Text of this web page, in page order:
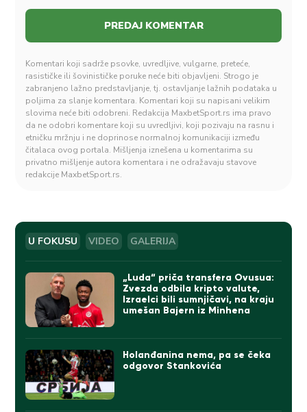
Komentari koji sadrže psovke, uvredljive, vulgarne, preteće,
rasističke ili šovinističke poruke neće biti objavljeni. Strogo je
zabranjeno lažno predstavljanje, tj. ostavljanje lažnih podataka u
poljima za slanje komentara. Komentari koji su napisani velikim
slovima neće biti odobreni. Redakcija MaxbetSport.rs ima pravo
da ne odobri komentare koji su uvredljivi, koji pozivaju na rasnu i
etničku mržnju i ne doprinose normalnoj komunikaciji između
čitalaca ovog portala. Mišljenja iznešena u komentarima su
privatno mišljenje autora komentara i ne odražavaju stavove
redakcije MaxbetSport.rs.
U FOKUSU VIDEO GALERIJA
„Luda“ priča transfera Ovusua:
Zvezda odbila kripto valute,
Izraelci bili sumnjičavi, na kraju
umešan Bajern iz Minhena
Holanđanina nema, pa se čeka
odgovor Stankovića